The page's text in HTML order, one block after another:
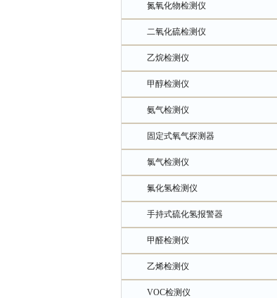
氮氧化物检测仪
二氧化硫检测仪
乙烷检测仪
甲醇检测仪
氨气检测仪
固定式氧气探测器
氯气检测仪
氟化氢检测仪
手持式硫化氢报警器
甲醛检测仪
乙烯检测仪
VOC检测仪